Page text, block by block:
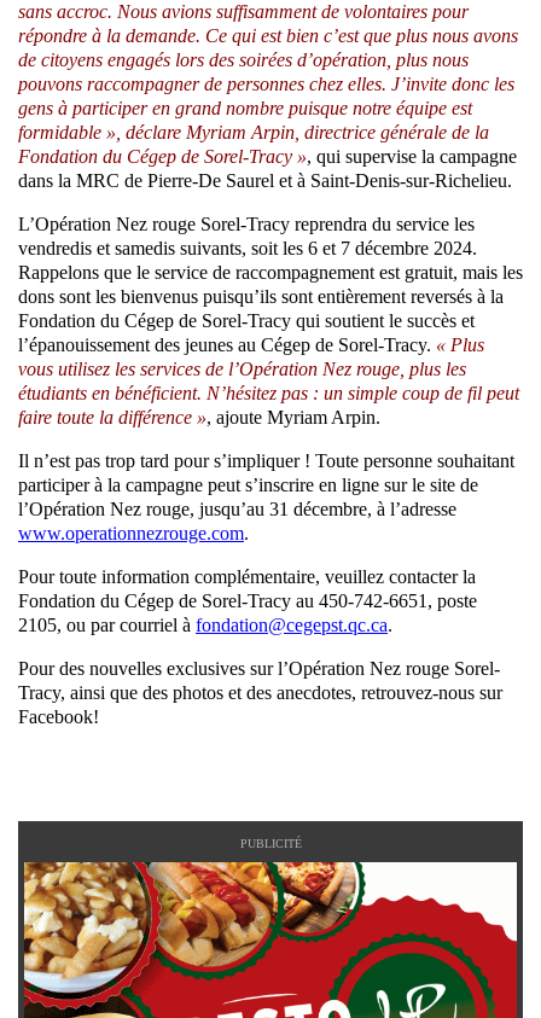
sans accroc. Nous avions suffisamment de volontaires pour
répondre à la demande. Ce qui est bien c’est que plus nous avons
de citoyens engagés lors des soirées d’opération, plus nous
pouvons raccompagner de personnes chez elles. J’invite donc les
gens à participer en grand nombre puisque notre équipe est
formidable », déclare Myriam Arpin, directrice générale de la
Fondation du Cégep de Sorel-Tracy », qui supervise la campagne
dans la MRC de Pierre-De Saurel et à Saint-Denis-sur-Richelieu.
L’Opération Nez rouge Sorel-Tracy reprendra du service les
vendredis et samedis suivants, soit les 6 et 7 décembre 2024.
Rappelons que le service de raccompagnement est gratuit, mais les
dons sont les bienvenus puisqu’ils sont entièrement reversés à la
Fondation du Cégep de Sorel-Tracy qui soutient le succès et
l’épanouissement des jeunes au Cégep de Sorel-Tracy. « Plus
vous utilisez les services de l’Opération Nez rouge, plus les
étudiants en bénéficient. N’hésitez pas : un simple coup de fil peut
faire toute la différence », ajoute Myriam Arpin.
Il n’est pas trop tard pour s’impliquer ! Toute personne souhaitant
participer à la campagne peut s’inscrire en ligne sur le site de
l’Opération Nez rouge, jusqu’au 31 décembre, à l’adresse
www.operationnezrouge.com.
Pour toute information complémentaire, veuillez contacter la
Fondation du Cégep de Sorel-Tracy au 450-742-6651, poste
2105, ou par courriel à fondation@cegepst.qc.ca.
Pour des nouvelles exclusives sur l’Opération Nez rouge Sorel-
Tracy, ainsi que des photos et des anecdotes, retrouvez-nous sur
Facebook!
PUBLICITÉ